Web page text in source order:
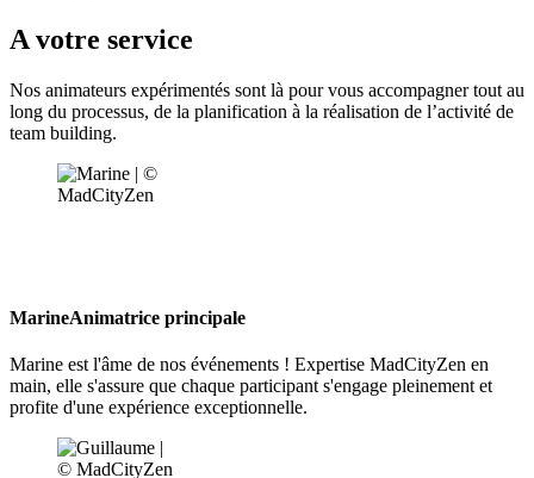
A votre service
Nos animateurs expérimentés sont là pour vous accompagner tout au
long du processus, de la planification à la réalisation de l’activité de
team building.
MarineAnimatrice principale
Marine est l'âme de nos événements ! Expertise MadCityZen en
main, elle s'assure que chaque participant s'engage pleinement et
profite d'une expérience exceptionnelle.